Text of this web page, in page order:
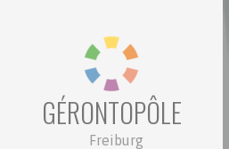
GÉRONTOPÔLE
Freiburg